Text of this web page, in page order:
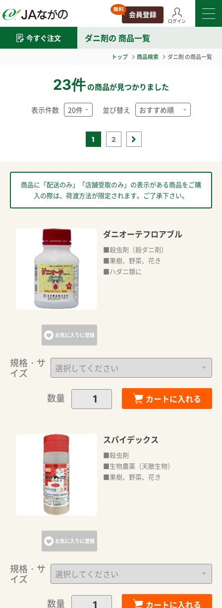
ログイン
今すぐ注文 ダニ剤の 商品一覧
トップ 商品検索 ダニ剤 の商品一覧
23件の商品が見つかりました
1 2
表示件数 並び替え
商品に「配送のみ」「店舗受取のみ」の表示がある商品をご購
入の際は、荷渡方法が限定されます。ご了承下さい。
お気に入りに登録
ダニオーテフロアブル
■殺虫剤（殺ダニ剤）
■果樹、野菜、花き
■ハダニ類に
規格・サ
イズ
数量
カートに入れる
お気に入りに登録
スパイデックス
■殺虫剤
■生物農薬（天敵生物）
■果樹、野菜、花き
規格・サ
イズ
数量
カートに入れる